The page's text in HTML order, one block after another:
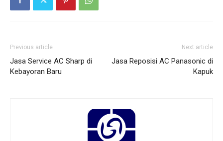
Previous article
Jasa Service AC Sharp di
Kebayoran Baru
Next article
Jasa Reposisi AC Panasonic di
Kapuk